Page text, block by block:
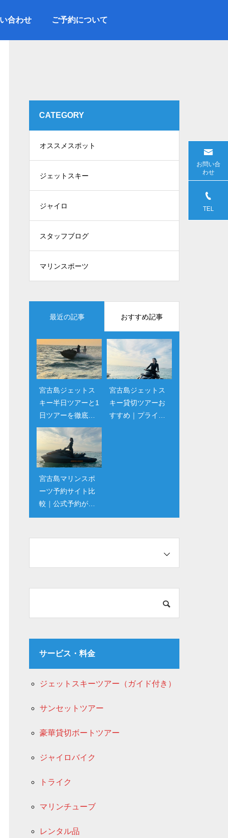
合わせ ご予約について
CATEGORY
オススメスポット
ジェットスキー
ジャイロ
スタッフブログ
マリンスポーツ
最近の記事 おすすめ記事
宮古島ジェットス
キー半日ツアーと1
日ツアーを徹底比
較｜おすすめはど
っち？
宮古島ジェットス
キー貸切ツアーお
すすめ｜プライベ
宮古島マリンスポ
ーツ予約サイト比
較｜公式予約がお
すすめな理由を徹
宮古島ジェットス
キー実体験レビュ
ー｜安い季節と当
日予約情報
宮古島で体験必
須！初心者向けジ
ェットスキープラ
【ジェットスキー
上級者向け】宮古
島でスリル満点の
スポット紹介
サービス・料金
ジェットスキーツアー（ガイド付き）
サンセットツアー
豪華貸切ボートツアー
ジャイロバイク
トライク
マリンチューブ
レンタル品
お問い合
わせ
TEL